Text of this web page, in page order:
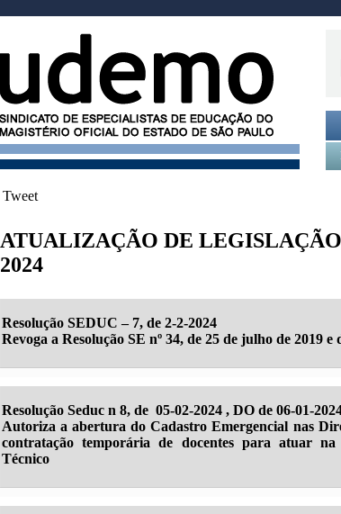
Tweet
ATUALIZAÇÃO DE
2024
Resolução SEDUC – 7, de 2-2-2024
Revoga a Resolução SE nº 34, de 25 de julho de 2019
Resolução Seduc n 8, de 05-02-2024 , DO de 06-01-
Autoriza a abertura do Cadastro Emergencial nas
contratação temporária de docentes para atuar
Técnico